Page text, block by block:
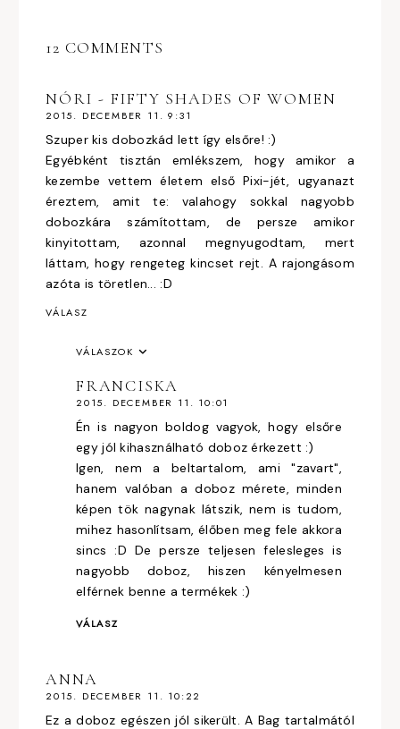
12 COMMENTS
NÓRI - FIFTY SHADES OF WOMEN
2015. DECEMBER 11. 9:31
Szuper kis dobozkád lett így elsőre! :)
Egyébként tisztán emlékszem, hogy amikor a
kezembe vettem életem első Pixi-jét, ugyanazt
éreztem, amit te: valahogy sokkal nagyobb
dobozkára számítottam, de persze amikor
kinyitottam, azonnal megnyugodtam, mert
láttam, hogy rengeteg kincset rejt. A rajongásom
azóta is töretlen... :D
VÁLASZ
VÁLASZOK
FRANCISKA
2015. DECEMBER 11. 10:01
Én is nagyon boldog vagyok, hogy elsőre
egy jól kihasználható doboz érkezett :)
Igen, nem a beltartalom, ami "zavart",
hanem valóban a doboz mérete, minden
képen tök nagynak látszik, nem is tudom,
mihez hasonlítsam, élőben meg fele akkora
sincs :D De persze teljesen felesleges is
nagyobb doboz, hiszen kényelmesen
elférnek benne a termékek :)
VÁLASZ
ANNA
2015. DECEMBER 11. 10:22
Ez a doboz egészen jól sikerült. A Bag tartalmától